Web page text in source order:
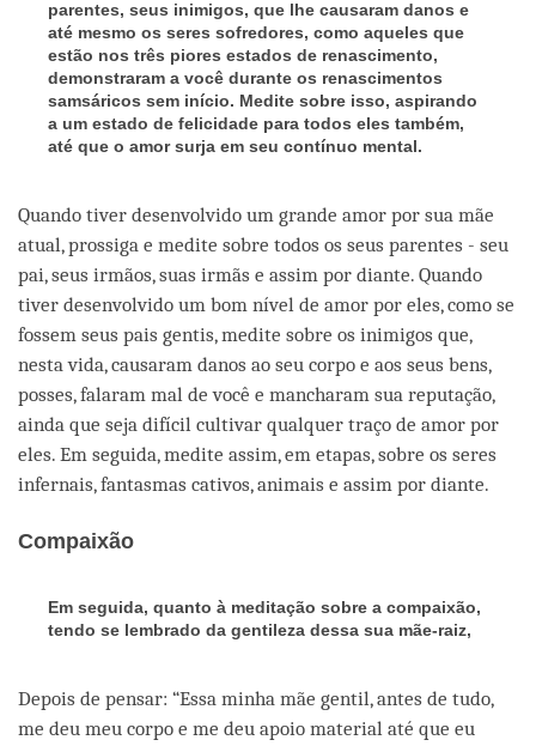
parentes, seus inimigos, que lhe causaram danos e
até mesmo os seres sofredores, como aqueles que
estão nos três piores estados de renascimento,
demonstraram a você durante os renascimentos
samsáricos sem início. Medite sobre isso, aspirando
a um estado de felicidade para todos eles também,
até que o amor surja em seu contínuo mental.
Quando tiver desenvolvido um grande amor por sua mãe
atual, prossiga e medite sobre todos os seus parentes - seu
pai, seus irmãos, suas irmãs e assim por diante. Quando
tiver desenvolvido um bom nível de amor por eles, como se
fossem seus pais gentis, medite sobre os inimigos que,
nesta vida, causaram danos ao seu corpo e aos seus bens,
posses, falaram mal de você e mancharam sua reputação,
ainda que seja difícil cultivar qualquer traço de amor por
eles. Em seguida, medite assim, em etapas, sobre os seres
infernais, fantasmas cativos, animais e assim por diante.
Compaixão
Em seguida, quanto à meditação sobre a compaixão,
tendo se lembrado da gentileza dessa sua mãe-raiz,
Depois de pensar: “Essa minha mãe gentil, antes de tudo,
me deu meu corpo e me deu apoio material até que eu